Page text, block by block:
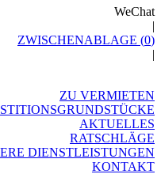
WeChat
|
ZWISCHENABLAGE (0)
|
ZU VERMIETEN
AKTUELLES
RATSCHLÄGE
DIENSTLEISTUNGEN
KONTAKT